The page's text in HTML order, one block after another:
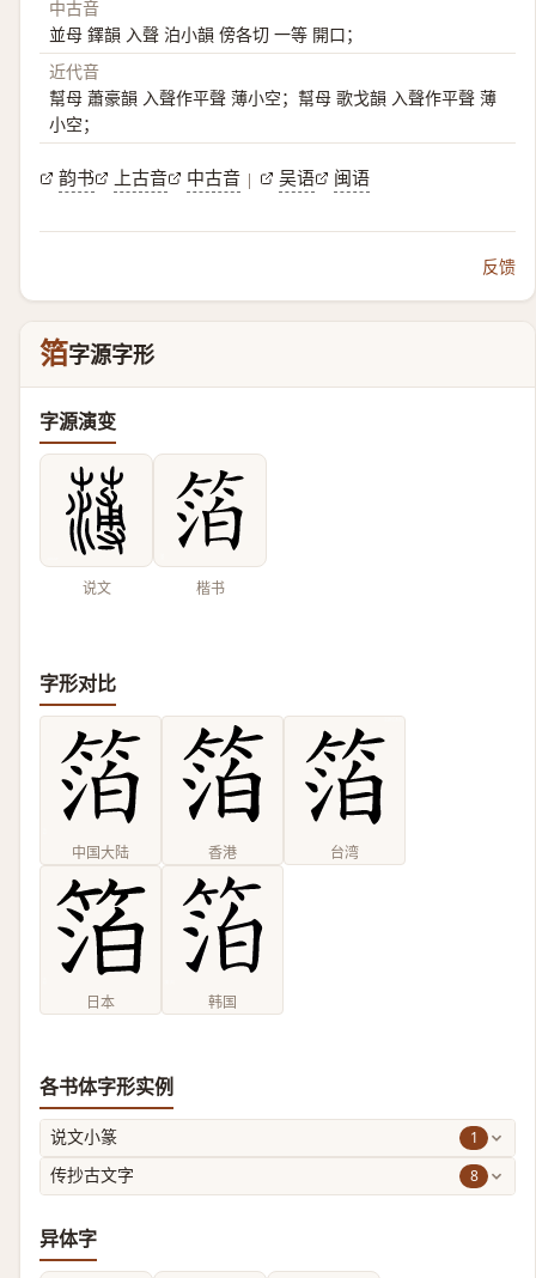
中古音
並母 鐸韻 入聲 泊小韻 傍各切 一等 開口；
近代音
幫母 蕭豪韻 入聲作平聲 薄小空；幫母 歌戈韻 入聲作平聲 薄
小空；
韵书 上古音 中古音 | 吴语 闽语
反馈
箔字源字形
字源演变
说文 楷书
字形对比
中国大陆 香港 台湾
日本 韩国
各书体字形实例
说文小篆 1
传抄古文字 8
异体字